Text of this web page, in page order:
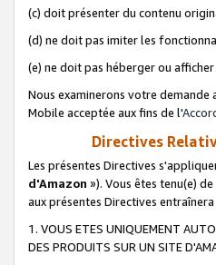
(c) doit présenter du contenu
(d) ne doit pas imiter les
(e) ne doit pas héberger ou
Nous examinerons votre
Mobile acceptée aux fins de l'
Directives
Les présentes Directives
d'Amazon »). Vous êtes tenu(e)
aux présentes Directives
1. VOUS ETES UNIQUEMENT
DES PRODUITS SUR UN SITE